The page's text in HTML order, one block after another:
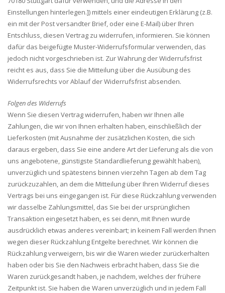
Einstellungen hinterlegen.]) mittels einer eindeutigen Erklärung (z.B.
ein mit der Post versandter Brief, oder eine E-Mail) über Ihren
Entschluss, diesen Vertrag zu widerrufen, informieren. Sie können
dafür das beigefügte Muster-Widerrufsformular verwenden, das
jedoch nicht vorgeschrieben ist. Zur Wahrung der Widerrufsfrist
reicht es aus, dass Sie die Mitteilung über die Ausübung des
Widerrufsrechts vor Ablauf der Widerrufsfrist absenden.
Folgen des Widerrufs
Wenn Sie diesen Vertrag widerrufen, haben wir Ihnen alle
Zahlungen, die wir von Ihnen erhalten haben, einschließlich der
Lieferkosten (mit Ausnahme der zusätzlichen Kosten, die sich
daraus ergeben, dass Sie eine andere Art der Lieferung als die von
uns angebotene, günstigste Standardlieferung gewählt haben),
unverzüglich und spätestens binnen vierzehn Tagen ab dem Tag
zurückzuzahlen, an dem die Mitteilung über Ihren Widerruf dieses
Vertrags bei uns eingegangen ist. Für diese Rückzahlung verwenden
wir dasselbe Zahlungsmittel, das Sie bei der ursprünglichen
Transaktion eingesetzt haben, es sei denn, mit Ihnen wurde
ausdrücklich etwas anderes vereinbart; in keinem Fall werden Ihnen
wegen dieser Rückzahlung Entgelte berechnet. Wir können die
Rückzahlung verweigern, bis wir die Waren wieder zurückerhalten
haben oder bis Sie den Nachweis erbracht haben, dass Sie die
Waren zurückgesandt haben, je nachdem, welches der frühere
Zeitpunkt ist. Sie haben die Waren unverzüglich und in jedem Fall